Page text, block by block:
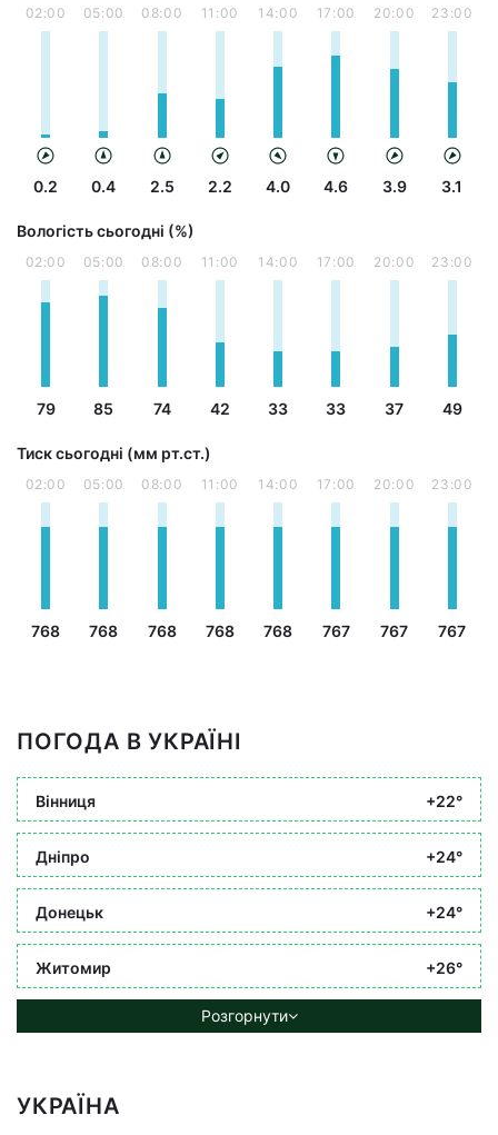
02:00
0.2
05:00
0.4
08:00
2.5
11:00
2.2
14:00
4.0
17:00
4.6
20:00
3.9
23:00
3.1
Вологість сьогодні (%)
02:00
79
05:00
85
08:00
74
11:00
42
14:00
33
17:00
33
20:00
37
23:00
49
Тиск сьогодні (мм рт.ст.)
02:00
768
05:00
768
08:00
768
11:00
768
14:00
768
17:00
767
20:00
767
23:00
767
ПОГОДА В УКРАЇНІ
Вінниця +22°
Дніпро +24°
Донецьк +24°
Житомир +26°
Розгорнути
УКРАЇНА